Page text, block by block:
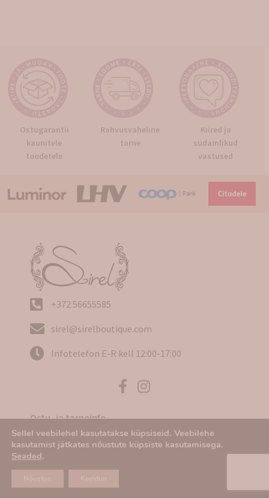
Ostugarantii
kaunitele
toodetele
Rahvusvaheline
tarne
Kiired ja
südamlikud
vastused
+372 56655585
sirel@sirelboutique.com
Infotelefon E-R kell 12:00-17:00
Ostu- ja tarneinfo
Kasutustingimused
Privaatsuspoliitika
Sellel veebilehel kasutatakse küpsiseid. Veebilehe
kasutamist jätkates nõustute küpsiste kasutamisega.
Seaded.